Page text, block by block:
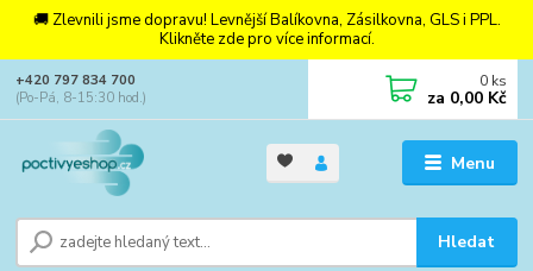
🚚 Zlevnili jsme dopravu! Levnější Balíkovna, Zásilkovna, GLS i PPL.
Klikněte zde pro více informací.
Menu
Hledat
+420 797 834 700
(Po-Pá, 8-15:30 hod.)
0 ks
za 0,00 Kč